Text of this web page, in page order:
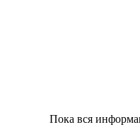
Пока вся